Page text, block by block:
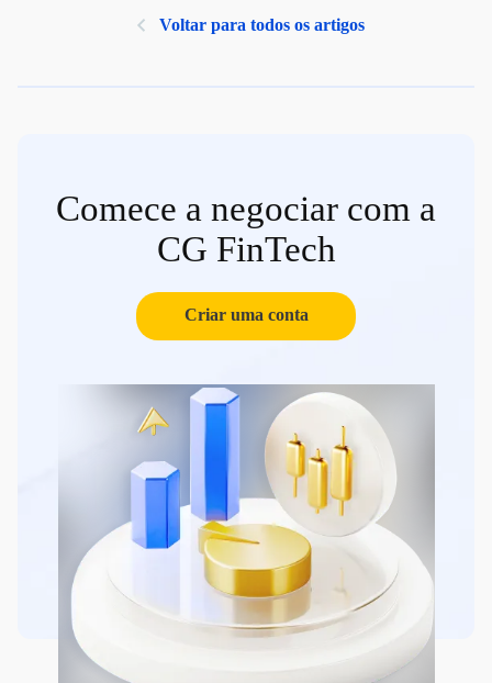
Voltar para todos os artigos
Comece a negociar com a
CG FinTech
Criar uma conta